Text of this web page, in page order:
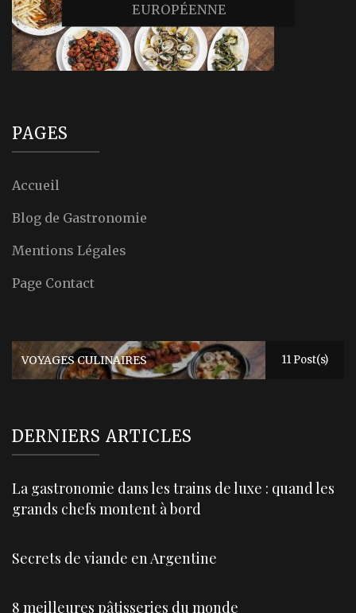
EUROPÉENNE
PAGES
Accueil
Blog de Gastronomie
Mentions Légales
Page Contact
VOYAGES CULINAIRES 11 Post(s)
DERNIERS ARTICLES
La gastronomie dans les trains de luxe : quand les
grands chefs montent à bord
Secrets de viande en Argentine
8 meilleures pâtisseries du monde